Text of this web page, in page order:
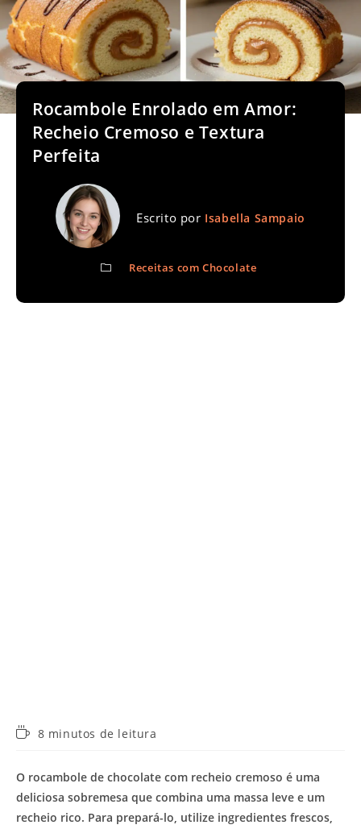
Rocambole Enrolado em Amor:
Recheio Cremoso e Textura
Perfeita
Escrito por Isabella Sampaio
Receitas com Chocolate
Tempo8 minutos de leitura
O rocambole de chocolate com recheio cremoso é uma
deliciosa sobremesa que combina uma massa leve e um
recheio rico. Para prepará-lo, utilize ingredientes frescos,